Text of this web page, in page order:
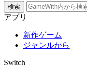
検索
アプリ
新作ゲーム
ジャンルから
Switch